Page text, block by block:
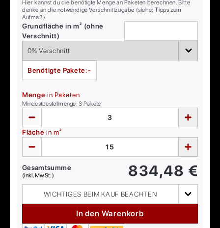
Hier kannst du die benötigte Menge an Paketen berechnen. Bitte
denke an die notwendige Verschnittzugabe (siehe: Tipps zum
Aufmaß).
Grundfläche in m² (ohne
Verschnitt)
Benötigte Pakete:-
Menge in Paketen
Mindestbestellmenge:3 Pakete
Fläche in m²
Gesamtsumme
(inkl. MwSt.) 834,48 €
WICHTIGES BEIM KAUF BEACHTEN
In den Warenkorb